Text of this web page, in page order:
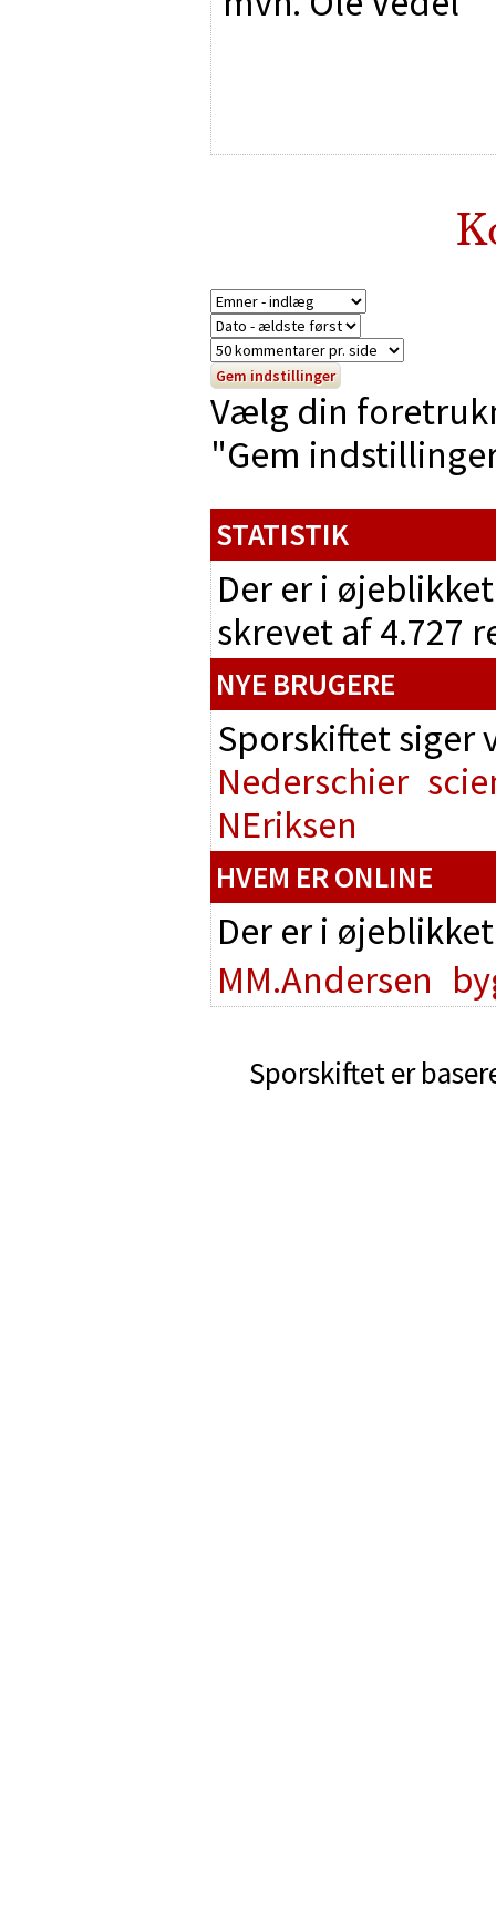
Vælg din
"Gem
STATISTIK
Der er i
skrevet af 4.727
NYE BRUGERE
Sporskiftet
Nederschier
NEriksen
HVEM ER ONLINE
Der er i
MM.Andersen
Sporskiftet er